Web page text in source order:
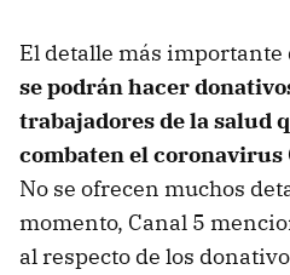
El detalle más importante
se podrán hacer
trabajadores de la salud
combaten el coronavirus
No se ofrecen muchos
momento, Canal 5
al respecto de los